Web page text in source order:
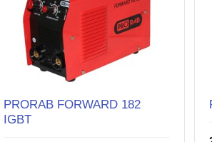
PRORAB FORWARD 182
IGBT